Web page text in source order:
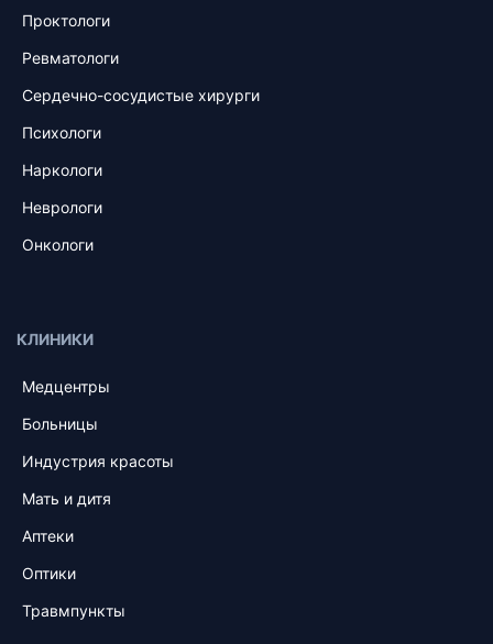
Проктологи
Ревматологи
Сердечно-сосудистые хирурги
Психологи
Наркологи
Неврологи
Онкологи
КЛИНИКИ
Медцентры
Больницы
Индустрия красоты
Мать и дитя
Аптеки
Оптики
Травмпункты